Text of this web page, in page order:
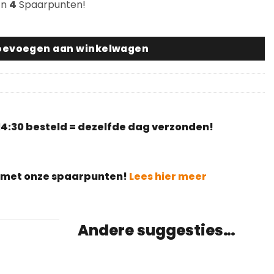
4 Spaarpunten!
vlakke buisframe met dubbele pen 31x17mm
aan winkelwagen
besteld = dezelfde dag verzonden!
onze spaarpunten! Lees hier meer
Andere suggesties…